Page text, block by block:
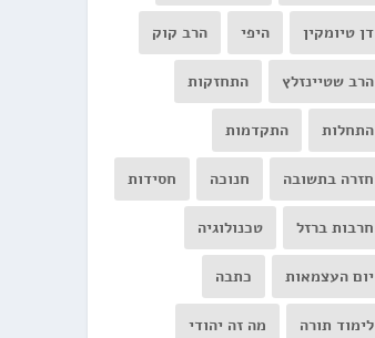
דן טיומקין היפי הרב קוק
הרב שטיינזלץ התחזקות
התחלות התקדמות
חזרה בתשובה חנוכה חסידות
חרבות ברזל טכנולוגיה
יום העצמאות כתבה
לימוד תורה מה זה יהודי